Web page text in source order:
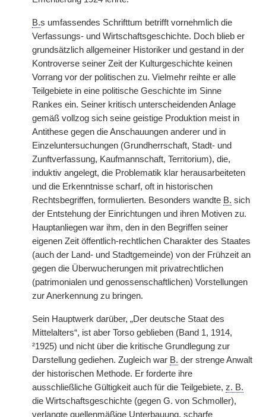
B.s umfassendes Schrifttum betrifft vornehmlich die
Verfassungs- und Wirtschaftsgeschichte. Doch blieb er
grundsätzlich allgemeiner Historiker und gestand in der
Kontroverse seiner Zeit der Kulturgeschichte keinen
Vorrang vor der politischen zu. Vielmehr reihte er alle
Teilgebiete in eine politische Geschichte im Sinne
Rankes ein. Seiner kritisch unterscheidenden Anlage
gemäß vollzog sich seine geistige Produktion meist in
Antithese gegen die Anschauungen anderer und in
Einzeluntersuchungen (Grundherrschaft, Stadt- und
Zunftverfassung, Kaufmannschaft, Territorium), die,
induktiv angelegt, die Problematik klar herausarbeiteten
und die Erkenntnisse scharf, oft in historischen
Rechtsbegriffen, formulierten. Besonders wandte B. sich
der Entstehung der Einrichtungen und ihren Motiven zu.
Hauptanliegen war ihm, den in den Begriffen seiner
eigenen Zeit öffentlich-rechtlichen Charakter des Staates
(auch der Land- und Stadtgemeinde) von der Frühzeit an
gegen die Überwucherungen mit privatrechtlichen
(patrimonialen und genossenschaftlichen) Vorstellungen
zur Anerkennung zu bringen.
Sein Hauptwerk darüber, „Der deutsche Staat des
Mittelalters“, ist aber Torso geblieben (Band 1, 1914,
²1925) und nicht über die kritische Grundlegung zur
Darstellung gediehen. Zugleich war B. der strenge Anwalt
der historischen Methode. Er forderte ihre
ausschließliche Gültigkeit auch für die Teilgebiete, z. B.
die Wirtschaftsgeschichte (gegen G. von Schmoller),
verlangte quellenmäßige Unterbauung, scharfe